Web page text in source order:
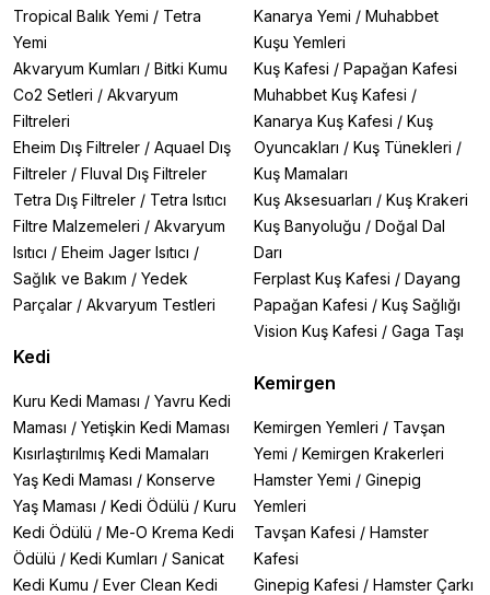
Tropical Balık Yemi / Tetra
Yemi
Akvaryum Kumları / Bitki Kumu
Co2 Setleri / Akvaryum
Filtreleri
Eheim Dış Filtreler / Aquael Dış
Filtreler / Fluval Dış Filtreler
Tetra Dış Filtreler / Tetra Isıtıcı
Filtre Malzemeleri / Akvaryum
Isıtıcı / Eheim Jager Isıtıcı /
Sağlık ve Bakım / Yedek
Parçalar / Akvaryum Testleri
Kedi
Kuru Kedi Maması / Yavru Kedi
Maması / Yetişkin Kedi Maması
Kısırlaştırılmış Kedi Mamaları
Yaş Kedi Maması / Konserve
Yaş Maması / Kedi Ödülü / Kuru
Kedi Ödülü / Me-O Krema Kedi
Ödülü / Kedi Kumları / Sanicat
Kedi Kumu / Ever Clean Kedi
Kanarya Yemi / Muhabbet
Kuşu Yemleri
Kuş Kafesi / Papağan Kafesi
Muhabbet Kuş Kafesi /
Kanarya Kuş Kafesi / Kuş
Oyuncakları / Kuş Tünekleri /
Kuş Mamaları
Kuş Aksesuarları / Kuş Krakeri
Kuş Banyoluğu / Doğal Dal
Darı
Ferplast Kuş Kafesi / Dayang
Papağan Kafesi / Kuş Sağlığı
Vision Kuş Kafesi / Gaga Taşı
Kemirgen
Kemirgen Yemleri / Tavşan
Yemi / Kemirgen Krakerleri
Hamster Yemi / Ginepig
Yemleri
Tavşan Kafesi / Hamster
Kafesi
Ginepig Kafesi / Hamster Çarkı